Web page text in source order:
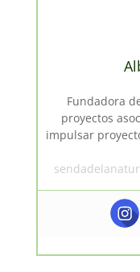
Fundadora
proyectos
impulsar